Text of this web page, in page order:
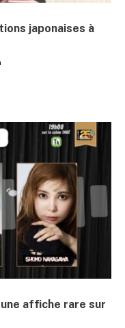
japonaises à
affiche rare sur